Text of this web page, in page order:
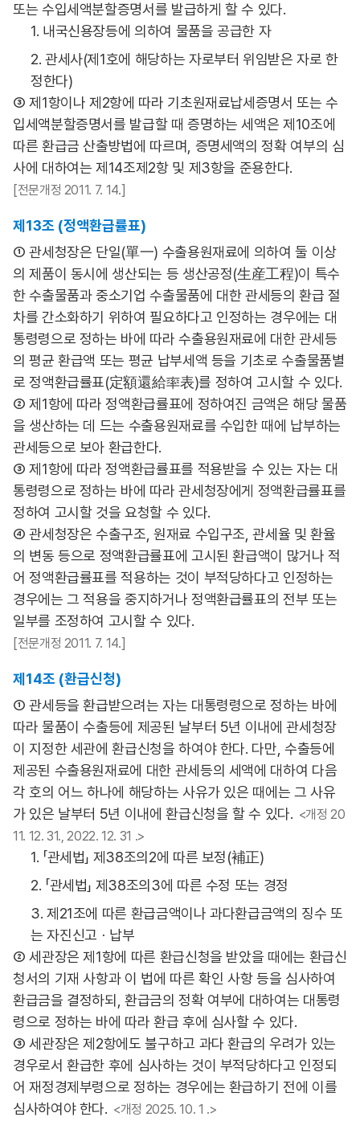
또는 수입세액분할증명서를 발급하게 할 수 있다.
1. 내국신용장등에 의하여 물품을 공급한 자
2. 관세사(제1호에 해당하는 자로부터 위임받은 자로 한
정한다)
③ 제1항이나 제2항에 따라 기초원재료납세증명서 또는 수
입세액분할증명서를 발급할 때 증명하는 세액은 제10조에
따른 환급금 산출방법에 따르며, 증명세액의 정확 여부의 심
사에 대하여는 제14조제2항 및 제3항을 준용한다.
[전문개정 2011. 7. 14.]
제13조 (정액환급률표)
① 관세청장은 단일(單一) 수출용원재료에 의하여 둘 이상
의 제품이 동시에 생산되는 등 생산공정(生産工程)이 특수
한 수출물품과 중소기업 수출물품에 대한 관세등의 환급 절
차를 간소화하기 위하여 필요하다고 인정하는 경우에는 대
통령령으로 정하는 바에 따라 수출용원재료에 대한 관세등
의 평균 환급액 또는 평균 납부세액 등을 기초로 수출물품별
로 정액환급률표(定額還給率表)를 정하여 고시할 수 있다.
② 제1항에 따라 정액환급률표에 정하여진 금액은 해당 물품
을 생산하는 데 드는 수출용원재료를 수입한 때에 납부하는
관세등으로 보아 환급한다.
③ 제1항에 따라 정액환급률표를 적용받을 수 있는 자는 대
통령령으로 정하는 바에 따라 관세청장에게 정액환급률표를
정하여 고시할 것을 요청할 수 있다.
④ 관세청장은 수출구조, 원재료 수입구조, 관세율 및 환율
의 변동 등으로 정액환급률표에 고시된 환급액이 많거나 적
어 정액환급률표를 적용하는 것이 부적당하다고 인정하는
경우에는 그 적용을 중지하거나 정액환급률표의 전부 또는
일부를 조정하여 고시할 수 있다.
[전문개정 2011. 7. 14.]
제14조 (환급신청)
① 관세등을 환급받으려는 자는 대통령령으로 정하는 바에
따라 물품이 수출등에 제공된 날부터 5년 이내에 관세청장
이 지정한 세관에 환급신청을 하여야 한다. 다만, 수출등에
제공된 수출용원재료에 대한 관세등의 세액에 대하여 다음
각 호의 어느 하나에 해당하는 사유가 있은 때에는 그 사유
가 있은 날부터 5년 이내에 환급신청을 할 수 있다. <개정 20
11. 12. 31., 2022. 12. 31 .>
1. 「관세법」 제38조의2에 따른 보정(補正)
2. 「관세법」 제38조의3에 따른 수정 또는 경정
3. 제21조에 따른 환급금액이나 과다환급금액의 징수 또
는 자진신고ㆍ납부
② 세관장은 제1항에 따른 환급신청을 받았을 때에는 환급신
청서의 기재 사항과 이 법에 따른 확인 사항 등을 심사하여
환급금을 결정하되, 환급금의 정확 여부에 대하여는 대통령
령으로 정하는 바에 따라 환급 후에 심사할 수 있다.
③ 세관장은 제2항에도 불구하고 과다 환급의 우려가 있는
경우로서 환급한 후에 심사하는 것이 부적당하다고 인정되
어 재정경제부령으로 정하는 경우에는 환급하기 전에 이를
심사하여야 한다. <개정 2025. 10. 1 .>